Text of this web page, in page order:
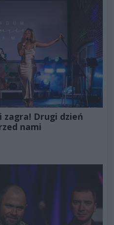
zagra! Drugi dzień
nami